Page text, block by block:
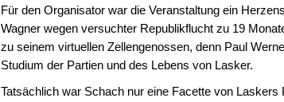
Für den Organisator war die Veranstaltung ein
Wagner wegen versuchter Republikflucht zu 19
zu seinem virtuellen Zellengenossen, denn Paul
Studium der Partien und des Lebens von Lasker.
Tatsächlich war Schach nur eine Facette von